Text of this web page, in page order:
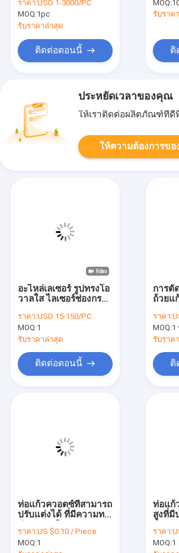
ราคา:USD 1-3000/PC
MOQ:1pc
รับราคาล่าสุด
ติดต่อตอนนี้
MOQ:
รับราค
ติ
ประหยัดเวลาของคุณ
ให้เราติดต่อผลิตภัณฑ์ที่
ให้ความต้องการข
อะไหล่เลเซอร์ รูปทรงโอ
วาลใส ไลเซอร์ช่องกรอง
กระแสเลเซอร์
ราคา:USD 15-150/PC
MOQ:1
รับราคาล่าสุด
ติดต่อตอนนี้
การตั
ถ้วยแ
พลาส
ราคา:
MOQ:1
รับราค
ติ
ท่อแก้วควอตซ์ที่สามารถ
ปรับแต่งได้ ที่มีความทน
ราคา:US $0.10 / Piece
MOQ:1
ท่อแก้
สูงที่มี
ราคา:
MOQ:1